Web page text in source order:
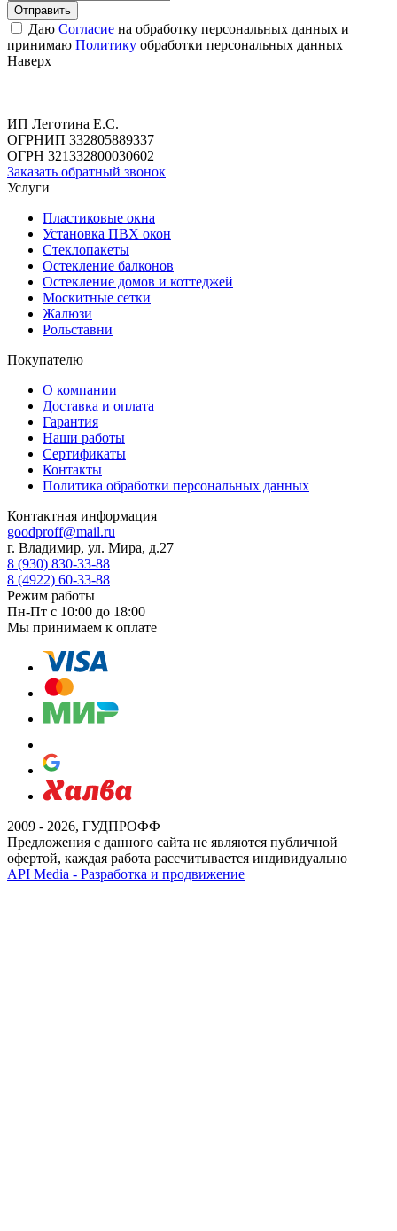
Отправить
Даю Согласие на обработку персональных данных и
принимаю Политику обработки персональных данных
Наверх
ИП Леготина Е.С.
ОГРНИП 332805889337
ОГРН 321332800030602
Заказать обратный звонок
Услуги
Пластиковые окна
Установка ПВХ окон
Стеклопакеты
Остекление балконов
Остекление домов и коттеджей
Москитные сетки
Жалюзи
Рольставни
Покупателю
О компании
Доставка и оплата
Гарантия
Наши работы
Сертификаты
Контакты
Политика обработки персональных данных
Контактная информация
goodproff@mail.ru
г. Владимир, ул. Мира, д.27
8 (930) 830-33-88
8 (4922) 60-33-88
Режим работы
Пн-Пт с 10:00 до 18:00
Мы принимаем к оплате
2009 - 2026, ГУДПРОФФ
Предложения с данного сайта не являются публичной
офертой, каждая работа рассчитывается индивидуально
API Media - Разработка и продвижение